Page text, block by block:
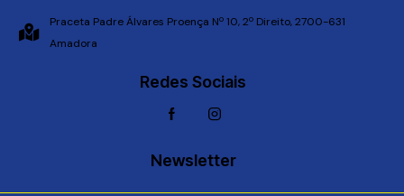
Praceta Padre Álvares Proença Nº 10, 2º Direito, 2700-631
Amadora
Redes Sociais
Newsletter